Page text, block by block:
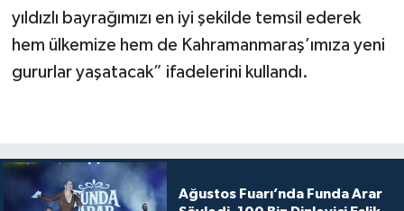
yıldızlı bayrağımızı en iyi şekilde temsil ederek
hem ülkemize hem de Kahramanmaraş’ımıza yeni
gururlar yaşatacak” ifadelerini kullandı.
Ağustos Fuarı’nda Funda Arar